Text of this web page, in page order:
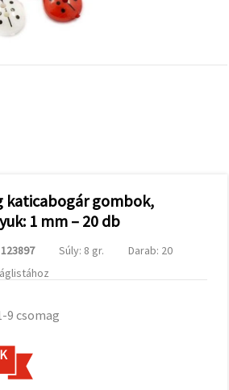
katicabogár gombok,
1 mm – 20 db
123897 Súly: 8 gr.
Darab: 20
9 csomag